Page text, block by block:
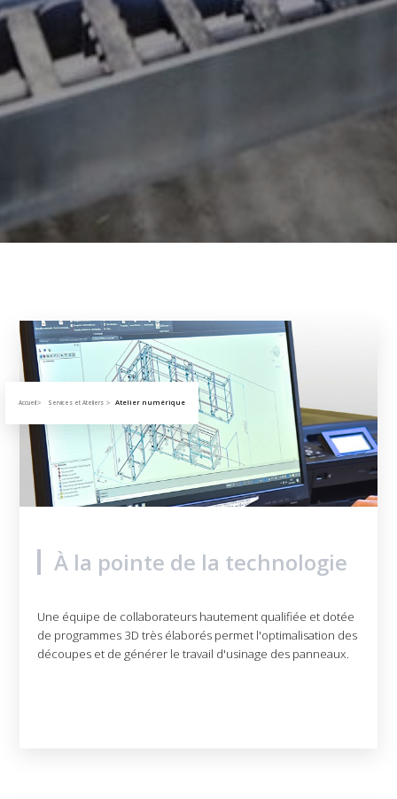
Accueil Services et Ateliers Atelier numérique
À la pointe de la technologie
Une équipe de collaborateurs hautement qualifiée et dotée
de programmes 3D très élaborés permet l'optimalisation des
découpes et de générer le travail d'usinage des panneaux.